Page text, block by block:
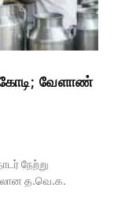
வேளாண்
நேற்று
த.வெ.க.